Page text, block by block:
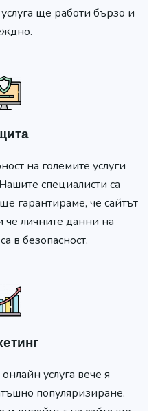
ще работи бързо и
на големите услуги
специалисти са
гарантираме, че сайтът
че личните данни на
в безопасност.
услуга вече я
популяризиране.